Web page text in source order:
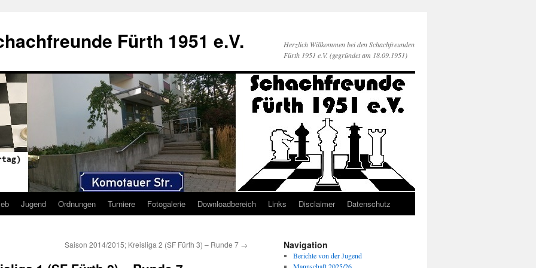
Fürth 1951 e.V.
Herzlich Willkommen bei den Schachfreunden
Fürth 1951 e.V. (gegründet am 18.09.1951)
Jugend Ordnungen Turniere Fotogalerie Downloadbereich Links Disclaimer Datenschutz
Saison 2014/2015; Kreisliga 2 (SF Fürth 3) – Runde 7 → Navigation
Berichte von der Jugend